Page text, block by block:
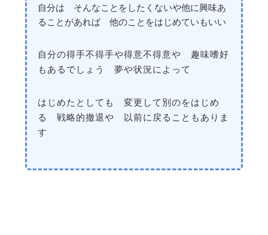
自分は そんなことをしたくないや他に興味あ
ることがあれば 他のことをはじめていもいい
自分の得手不得手や得意不得意や 趣味嗜好
もあるでしょう 夢や状況によって
はじめたとしても 変更して別のをはじめ
る 戦略的撤退や 以前に戻ることもありま
す